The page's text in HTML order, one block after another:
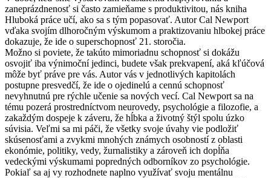
zaneprázdnenosť si často zamieňame s produktivitou, nás kniha
Hluboká práce učí, ako sa s tým popasovať. Autor Cal Newport
vďaka svojím dlhoročným výskumom a praktizovaniu hlbokej práce
dokazuje, že ide o superschopnosť 21. storočia.
Možno si poviete, že takúto mimoriadnu schopnosť si dokážu
osvojiť iba výnimoční jedinci, budete však prekvapení, aká kľúčová
môže byť práve pre vás. Autor vás v jednotlivých kapitolách
postupne presvedčí, že ide o ojedinelú a cennú schopnosť
nevyhnutnú pre rýchle učenie sa nových vecí. Cal Newport sa na
tému pozerá prostredníctvom neurovedy, psychológie a filozofie, a
zakaždým dospeje k záveru, že hĺbka a životný štýl spolu úzko
súvisia. Veľmi sa mi páči, že všetky svoje úvahy vie podložiť
skúsenosťami a zvykmi mnohých známych osobností z oblasti
ekonómie, politiky, vedy, žurnalistiky a zároveň ich dopĺňa
vedeckými výskumami popredných odborníkov zo psychológie.
Pokiaľ sa aj vy rozhodnete naplno využívať svoju mentálnu